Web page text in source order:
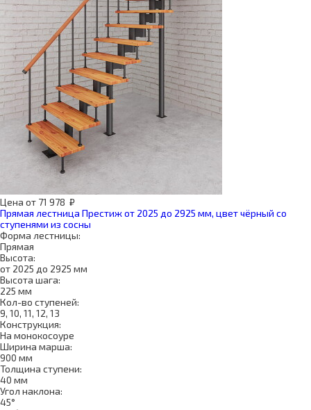
Цена от 71 978 ₽
Прямая лестница Престиж от 2025 до 2925 мм, цвет чёрный со
ступенями из сосны
Форма лестницы:
Прямая
Высота:
от 2025 до 2925 мм
Высота шага:
225 мм
Кол-во ступеней:
9, 10, 11, 12, 13
Конструкция:
На монокосоуре
Ширина марша:
900 мм
Толщина ступени:
40 мм
Угол наклона:
45°